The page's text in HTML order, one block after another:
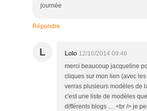
journée
Répondre
L Lolo 12/10/2014 09:46
merci beaucoup jacqueline
cliques sur mon lien (avec
verras plusieurs modèles de
c'est une liste de modèles
différents blogs .... <br /> je